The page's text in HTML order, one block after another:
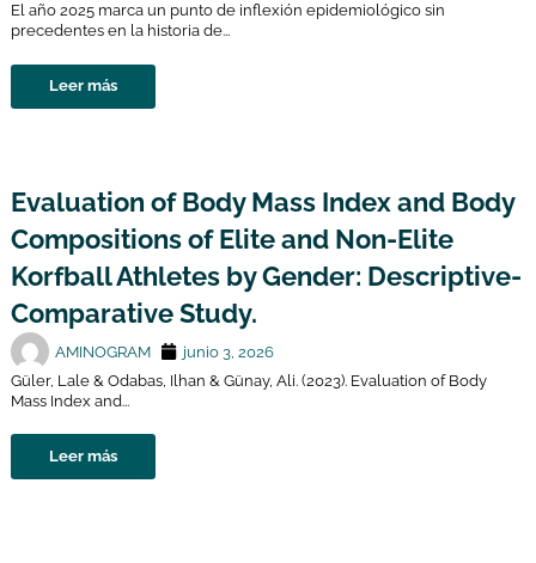
El año 2025 marca un punto de inflexión epidemiológico sin
precedentes en la historia de...
Leer más
Evaluation of Body Mass Index and Body
Compositions of Elite and Non-Elite
Korfball Athletes by Gender: Descriptive-
Comparative Study.
AMINOGRAM
junio 3, 2026
Güler, Lale & Odabas, Ilhan & Günay, Ali. (2023). Evaluation of Body
Mass Index and...
Leer más